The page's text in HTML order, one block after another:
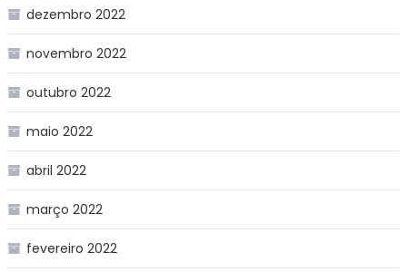
dezembro 2022
novembro 2022
outubro 2022
maio 2022
abril 2022
março 2022
fevereiro 2022